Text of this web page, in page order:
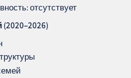
отсутствует